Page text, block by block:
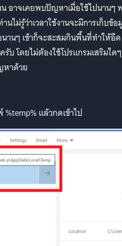
อาจเคยพบปัญหาเมื่อใช้ไปนานๆ
ไม่รู้ว่าเวลาใช้งานจะมีการเก็บข้อ
นานๆ เข้าก็จะสะสมกินพื้นที่ทำให้อืด
บ โดยไม่ต้องใช้โปรแกรมเสริมใดๆ
หาด้วย
แล้วกดเข้าไป